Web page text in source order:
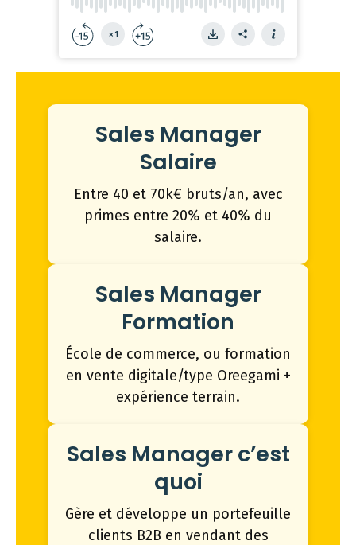
Sales Manager
Salaire
Entre 40 et 70k€ bruts/an, avec
primes entre 20% et 40% du
salaire.
Sales Manager
Formation
École de commerce, ou formation
en vente digitale/type Oreegami +
expérience terrain.
Sales Manager c’est
quoi
Gère et développe un portefeuille
clients B2B en vendant des